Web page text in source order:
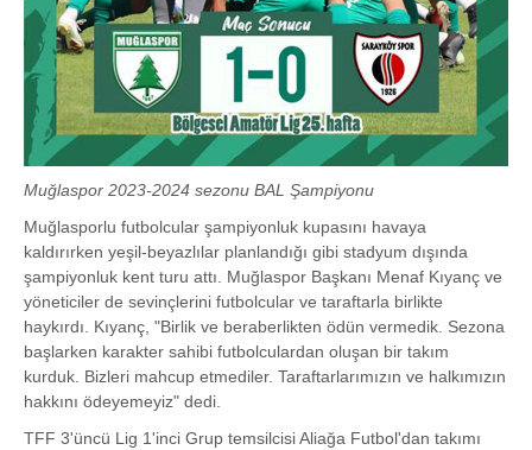
Muğlaspor 2023-2024 sezonu BAL Şampiyonu
Muğlasporlu futbolcular şampiyonluk kupasını havaya
kaldırırken yeşil-beyazlılar planlandığı gibi stadyum dışında
şampiyonluk kent turu attı. Muğlaspor Başkanı Menaf Kıyanç ve
yöneticiler de sevinçlerini futbolcular ve taraftarla birlikte
haykırdı. Kıyanç, "Birlik ve beraberlikten ödün vermedik. Sezona
başlarken karakter sahibi futbolculardan oluşan bir takım
kurduk. Bizleri mahcup etmediler. Taraftarlarımızın ve halkımızın
hakkını ödeyemeyiz" dedi.
TFF 3'üncü Lig 1'inci Grup temsilcisi Aliağa Futbol'dan takımı